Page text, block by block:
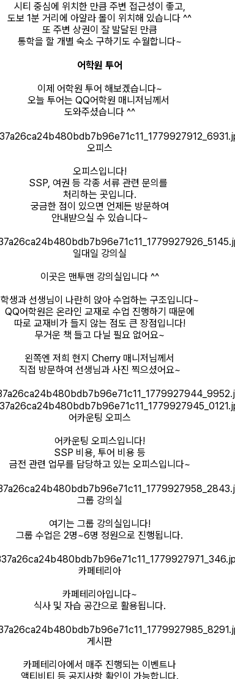
시티 중심에 위치한 만큼 주변 접근성이 좋고,
도보 1분 거리에 아얄라 몰이 위치해 있습니다 ^^
또 주변 상권이 잘 발달된 만큼
통학을 할 개별 숙소 구하기도 수월합니다~
어학원 투어
이제 어학원 투어 해보겠습니다~
오늘 투어는 QQ어학원 매니저님께서
도와주셨습니다 ^^
오피스
오피스입니다!
SSP, 여권 등 각종 서류 관련 문의를
처리하는 곳입니다.
궁금한 점이 있으면 언제든 방문하여
안내받으실 수 있습니다~
일대일 강의실
이곳은 맨투맨 강의실입니다 ^^
학생과 선생님이 나란히 앉아 수업하는 구조입니다~
QQ어학원은 온라인 교재로 수업 진행하기 때문에
따로 교재비가 들지 않는 점도 큰 장점입니다!
무거운 책 들고 다닐 필요 없어요~
왼쪽엔 저희 현지 Cherry 매니저님께서
직접 방문하여 선생님과 사진 찍으셨어요~
어카운팅 오피스
어카운팅 오피스입니다!
SSP 비용, 투어 비용 등
금전 관련 업무를 담당하고 있는 오피스입니다~
그룹 강의실
여기는 그룹 강의실입니다!
그룹 수업은 2명~6명 정원으로 진행됩니다.
카페테리아
카페테리아입니다~
식사 및 자습 공간으로 활용됩니다.
게시판
카페테리아에서 매주 진행되는 이벤트나
액티비티 등 공지사항 확인이 가능합니다.